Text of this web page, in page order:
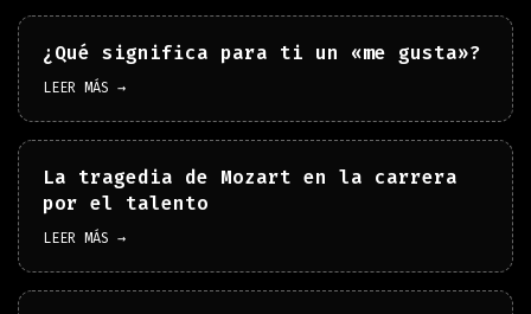
¿Qué significa para ti un «me gusta»?
LEER MÁS →
La tragedia de Mozart en la carrera
por el talento
LEER MÁS →